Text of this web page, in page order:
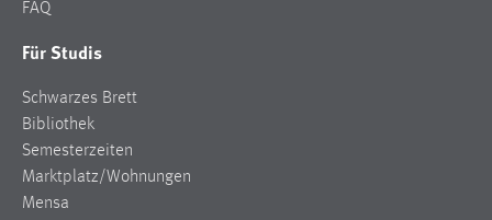
FAQ
Für Studis
Schwarzes Brett
Bibliothek
Semesterzeiten
Marktplatz/Wohnungen
Mensa